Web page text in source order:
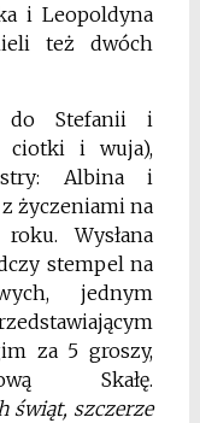
i Leopoldyna
też dwóch
do Stefanii i
ciotki i wuja),
Albina i
życzeniami na
Wysłana
stempel na
jednym
za 5 groszy,
Skałę.
świąt, szczerze